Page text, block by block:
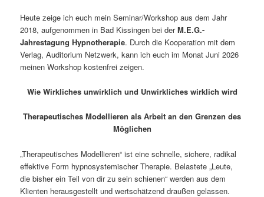
Heute zeige ich euch mein Seminar/Workshop aus dem Jahr
2018, aufgenommen in Bad Kissingen bei derM.E.G.-
Jahrestagung Hypnotherapie. Durch die Kooperation mit dem
Verlag, Auditorium Netzwerk, kann ich euch im Monat Juni 2026
meinen Workshop kostenfrei zeigen.
Wie Wirkliches unwirklich und Unwirkliches wirklich wird
Therapeutisches Modellieren als Arbeit an den Grenzen des
Möglichen
„Therapeutisches Modellieren“ ist eine schnelle, sichere, radikal
effektive Form hypnosystemischer Therapie. Belastete „Leute,
die bisher ein Teil von dir zu sein schienen“ werden aus dem
Klienten herausgestellt und wertschätzend draußen gelassen.